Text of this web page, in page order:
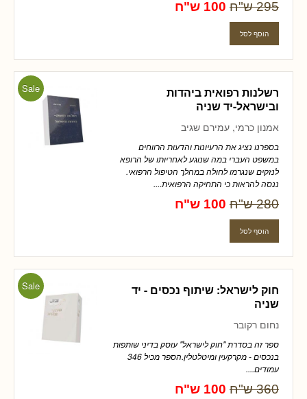
295 ש"ח 100 ש"ח
Sale
רשלנות רפואית ביהדות
ובישראל-יד שניה
אמנון כרמי, עמירם שגיב
בספרנו נציג את הרעיונות והדעות הרווחים
במשפט העברי במה שנוגע לאחריותו של הרופא
לנזקים שנגרמו לחולה במהלך הטיפול הרפואי.
ננסה להראות כי התחיקה הרפואית....
280 ש"ח 100 ש"ח
Sale
חוק לישראל: שיתוף נכסים - יד
שניה
נחום רקובר
ספר זה בסדרת "חוק לישראל" עוסק בדיני שותפות
בנכסים - מקרקעין ומיטלטלין.הספר מכיל 346
עמודים....
360 ש"ח 100 ש"ח